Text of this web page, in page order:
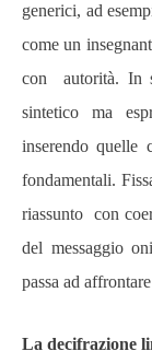
generici, ad
come un
con autorità. In
sintetico ma
inserendo quelle
fondamentali.
riassunto con
del messaggio
passa ad
La decifrazione